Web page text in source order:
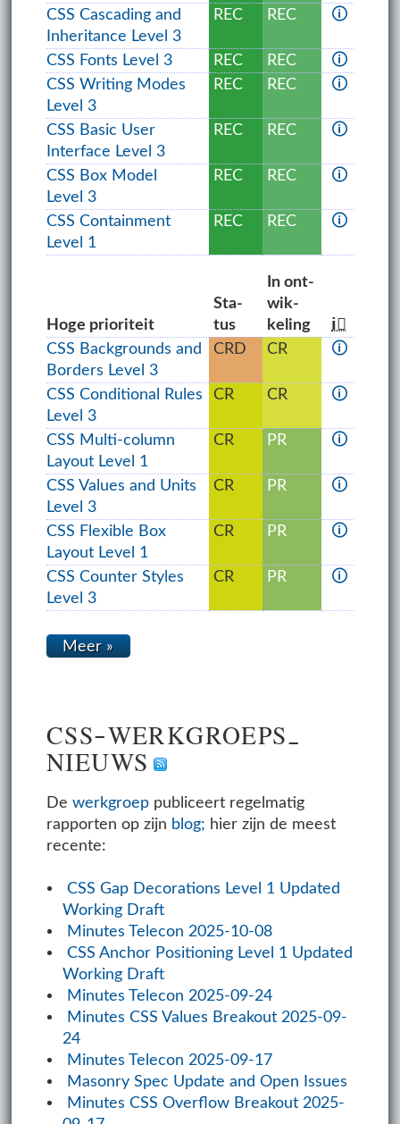
CSS Cascading and
Inheritance Level 3
REC REC 🛈
CSS Fonts Level 3 REC REC
🛈
CSS Writing Modes
Level 3
REC REC 🛈
CSS Basic User
Interface Level 3
REC REC 🛈
CSS Box Model
Level 3
REC REC 🛈
CSS Containment
Level 1
REC REC 🛈
Ho­ge pri­o­ri­teit
Sta­
tus
In ont­
wik­
ke­ling
ℹ⃝
CSS Backgrounds and
Borders Level 3
CRD CR 🛈
CSS Conditional Rules
Level 3
CR CR 🛈
CSS Multi-column
Layout Level 1
CR PR 🛈
CSS Values and Units
Level 3
CR PR 🛈
CSS Flexible Box
Layout Level 1
CR PR 🛈
CSS Counter Styles
Level 3
CR PR 🛈
Meer »
CSS-WERK­GROEPS­
NIEUWS
De werkgroeppubliceert regelmatig
rapporten op zijn blog; hier zijn de meest
recente:
CSS Gap Decorations Level 1 Updated
Working Draft
Minutes Telecon 2025-10-08
CSS Anchor Positioning Level 1 Updated
Working Draft
Minutes Telecon 2025-09-24
Minutes CSS Values Breakout 2025-09-
24
Minutes Telecon 2025-09-17
Masonry Spec Update and Open Issues
Minutes CSS Overflow Breakout 2025-